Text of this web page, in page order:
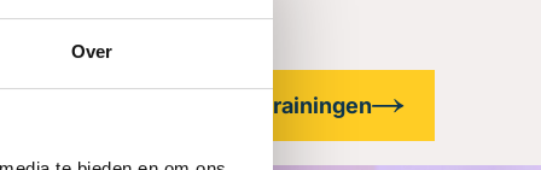
Over
Alle trainingen